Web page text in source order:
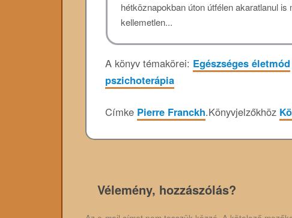
hétköznapokban úton útfélen akaratlanul
kellemetlen...
A könyv témakörei: Egészséges életmód
pszichoterápia
Címke Pierre Franckh.Könyvjelzőkhöz
Vélemény, hozzászólás?